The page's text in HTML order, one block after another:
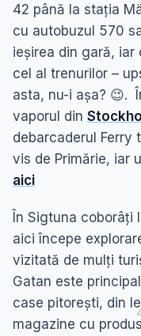
42 până la stația
cu autobuzul 570
ieșirea din gară,
cel al trenurilor –
asta, nu-i așa? 😉.
vaporul din
debarcaderul Ferry
vis de Primărie, iar
aici
În Sigtuna coborâți
aici începe
vizitată de muIți
Gatan este
case pitorești, din
magazine cu